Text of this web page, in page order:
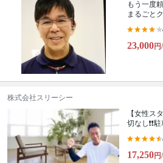
もう一度
まるごと
23,000円
株式会社スリーシー
【女性ス
切なし❗️❗️
17,250円